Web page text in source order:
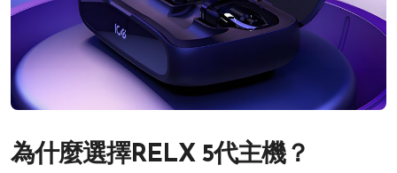
為什麼選擇RELX 5代主機？